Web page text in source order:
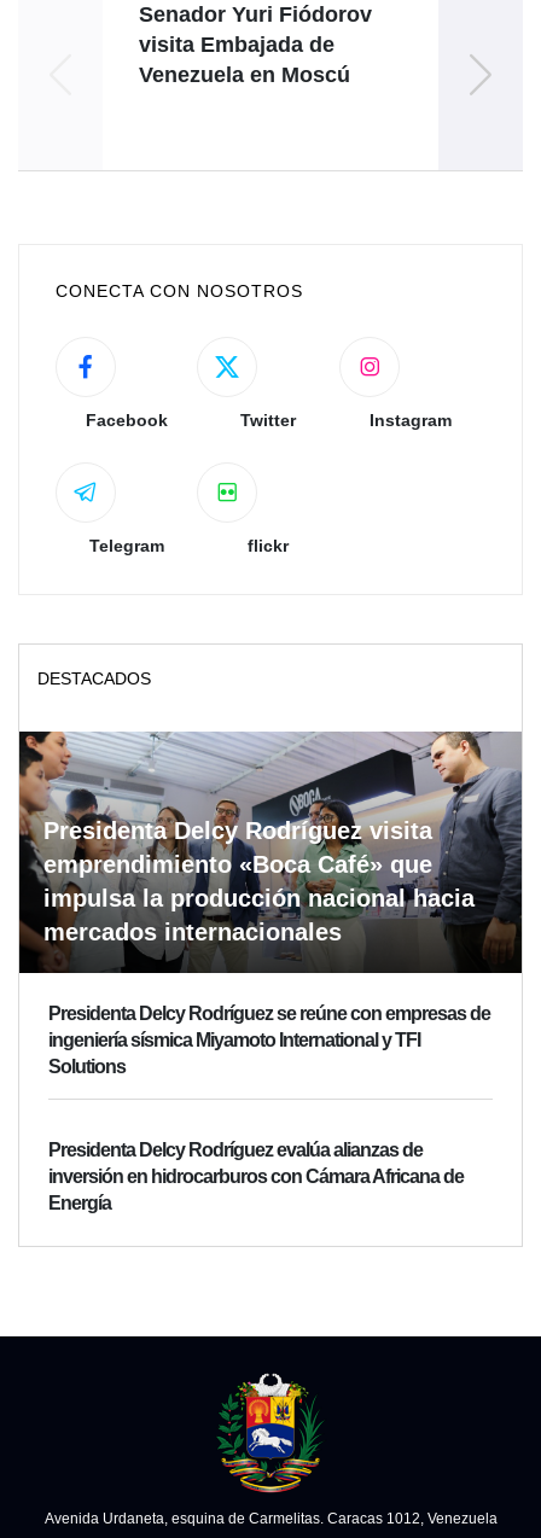
Senador Yuri Fiódorov
visita Embajada de
Venezuela en Moscú
CONECTA CON NOSOTROS
Facebook Twitter Instagram
Telegram flickr
DESTACADOS
Presidenta Delcy Rodríguez visita
emprendimiento «Boca Café» que
impulsa la producción nacional hacia
mercados internacionales
Presidenta Delcy Rodríguez se reúne con empresas de
ingeniería sísmica Miyamoto International y TFI
Solutions
Presidenta Delcy Rodríguez evalúa alianzas de
inversión en hidrocarburos con Cámara Africana de
Energía
Avenida Urdaneta, esquina de Carmelitas. Caracas 1012, Venezuela